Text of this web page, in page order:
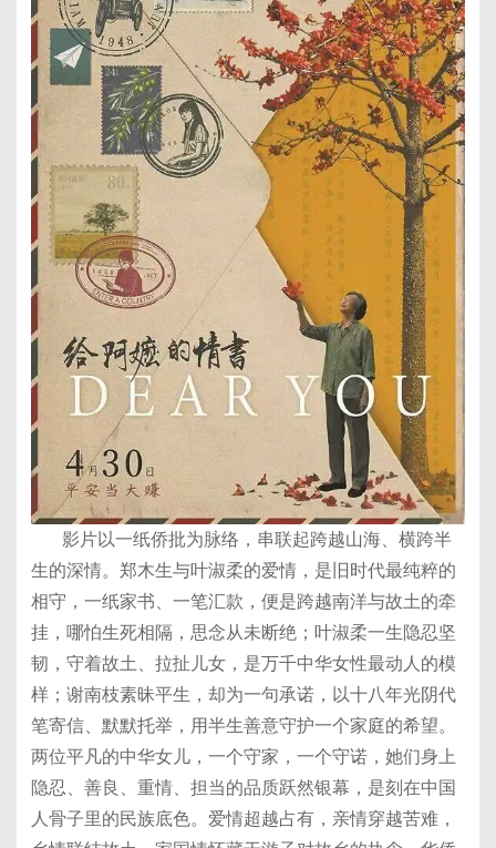
影片以一纸侨批为脉络，串联起跨越山海、横跨半
生的深情。郑木生与叶淑柔的爱情，是旧时代最纯粹的
相守，一纸家书、一笔汇款，便是跨越南洋与故土的牵
挂，哪怕生死相隔，思念从未断绝；叶淑柔一生隐忍坚
韧，守着故土、拉扯儿女，是万千中华女性最动人的模
样；谢南枝素昧平生，却为一句承诺，以十八年光阴代
笔寄信、默默托举，用半生善意守护一个家庭的希望。
两位平凡的中华女儿，一个守家，一个守诺，她们身上
隐忍、善良、重情、担当的品质跃然银幕，是刻在中国
人骨子里的民族底色。爱情超越占有，亲情穿越苦难，